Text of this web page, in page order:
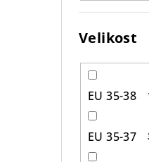
Velikost
EU 35-38
EU 35-37